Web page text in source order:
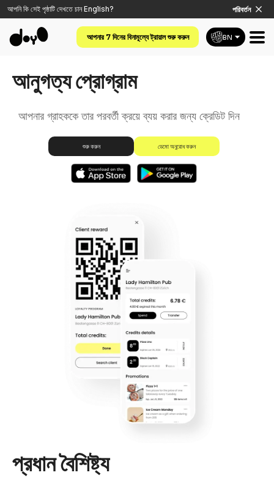
আপনি কি সেই পৃষ্ঠাটি দেখতে চান English? পরিবর্তন
আপনার 7 দিনের বিনামূল্যে ট্রায়াল শুরু করুন BN
আনুগত্য প্রোগ্রাম
আপনার গ্রাহককে তার পরবর্তী ক্রয়ে ব্যয় করার জন্য ক্রেডিট দিন
শুরু করুন ডেমো অনুরোধ করুন
প্রধান বৈশিষ্ট্য